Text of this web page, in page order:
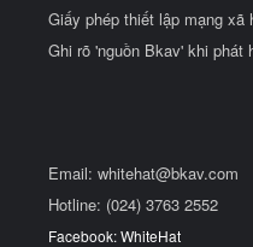
Giấy phép thiết lập mạng xã
Ghi rõ 'nguồn Bkav' khi phát
Email: whitehat@bkav.com
Hotline: (024) 3763 2552
Facebook: WhiteHat